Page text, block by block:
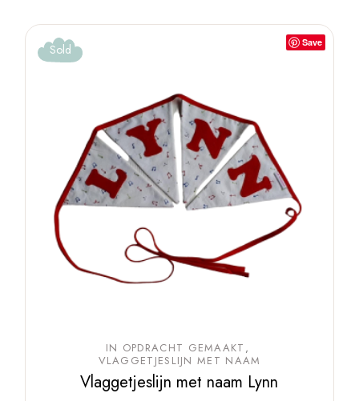
Save
Sold
IN OPDRACHT GEMAAKT
VLAGGETJESLIJN MET NAAM
Vlaggetjeslijn met naam Lynn